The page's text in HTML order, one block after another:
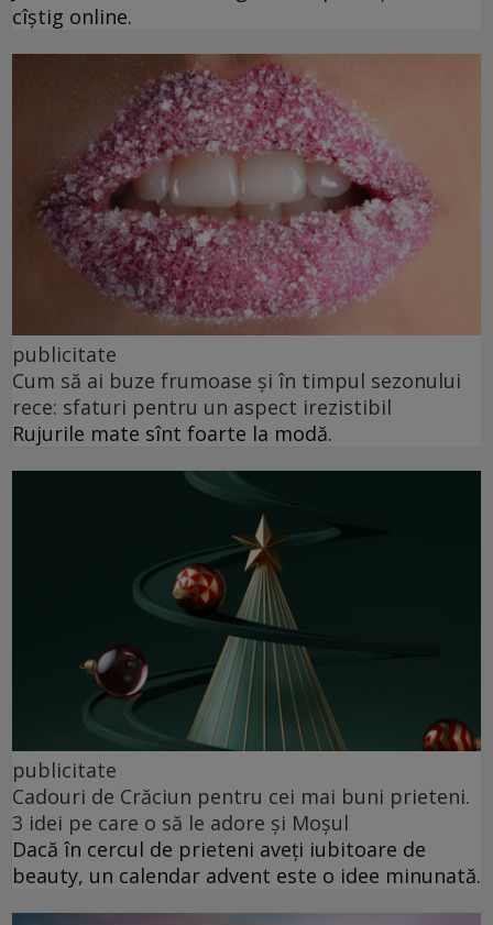
cîștig online.
publicitate
Cum să ai buze frumoase şi în timpul sezonului
rece: sfaturi pentru un aspect irezistibil
Rujurile mate sînt foarte la modă.
publicitate
Cadouri de Crăciun pentru cei mai buni prieteni.
3 idei pe care o să le adore și Moșul
Dacă în cercul de prieteni aveți iubitoare de
beauty, un calendar advent este o idee minunată.